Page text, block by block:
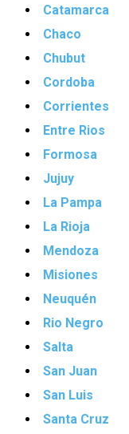
Catamarca
Chaco
Chubut
Cordoba
Corrientes
Entre Rios
Formosa
Jujuy
La Pampa
La Rioja
Mendoza
Misiones
Neuquén
Rio Negro
Salta
San Juan
San Luis
Santa Cruz